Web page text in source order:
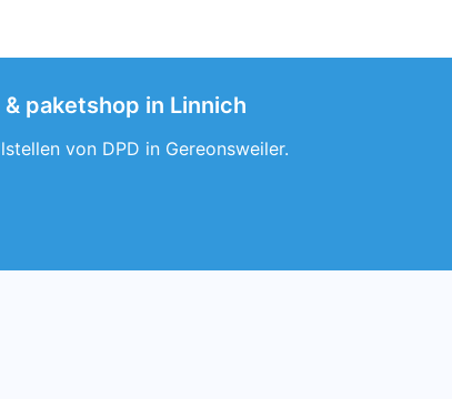
paketshop in Linnich
von DPD in Gereonsweiler.